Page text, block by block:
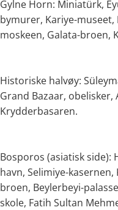
Gylne Horn: Miniatürk,
bymurer, Kariye-
moskeen, Galata-broen,
Historiske halvøy:
Grand Bazaar, obelisker,
Krydderbasaren.
Bosporos (asiatisk side):
havn, Selimiye-kasernen,
broen, Beylerbeyi-
skole, Fatih Sultan